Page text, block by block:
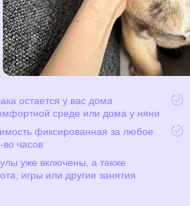
остается у вас дома
среде или дома у няни
фиксированная за любое
во часов
уже включены, а также
игры или другие занятия